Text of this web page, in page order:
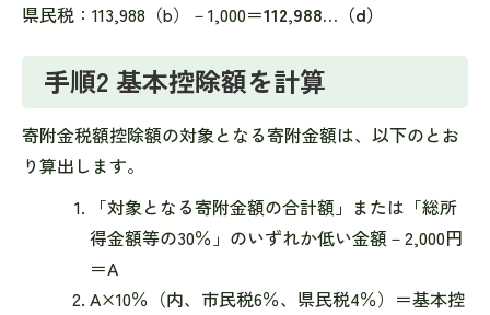
県民税：113,988（b）－1,000＝112,988…（d）
手順2 基本控除額を計算
寄附金税額控除額の対象となる寄附金額は、以下のとお
り算出します。
「対象となる寄附金額の合計額」または「総所
得金額等の30％」のいずれか低い金額－2,000円
＝A
A×10％（内、市民税6％、県民税4％）＝基本控